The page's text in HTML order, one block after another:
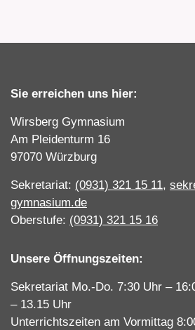
Sie erreichen uns hier:
Wirsberg Gymnasium
Am Pleidenturm 16
97070 Würzburg
Sekretariat: (0931) 321 15 11,
gymnasium.de
Oberstufe: (0931) 321 15 16
Unsere Öffnungszeiten:
Sekretariat Mo.-Do. 7:30 Uhr –
– 13.15 Uhr
Unterrichtszeiten am Vormittag